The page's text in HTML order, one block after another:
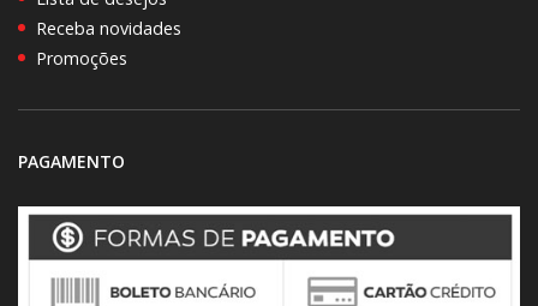
Receba novidades
Promoções
PAGAMENTO